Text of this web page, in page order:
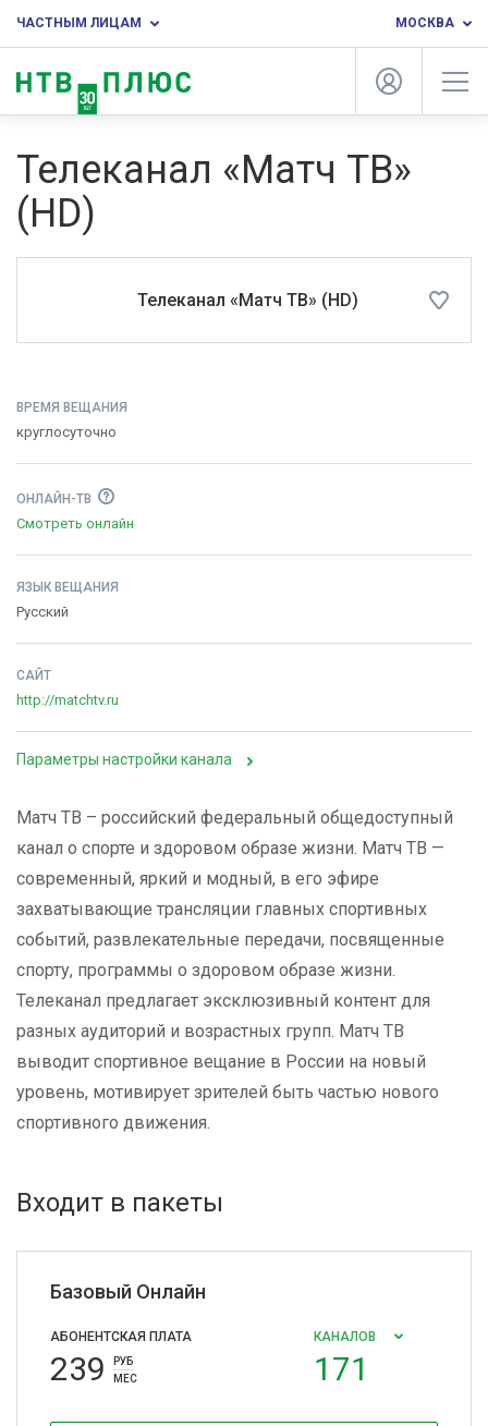
ЧАСТНЫМ ЛИЦАМ МОСКВА
Телеканал «Матч ТВ»
(HD)
Телеканал «Матч ТВ» (HD)
ВРЕМЯ ВЕЩАНИЯ
круглосуточно
ОНЛАЙН-ТВ
Смотреть онлайн
ЯЗЫК ВЕЩАНИЯ
Русский
САЙТ
http://matchtv.ru
Параметры настройки канала
Матч ТВ – российский федеральный общедоступный
канал о спорте и здоровом образе жизни. Матч ТВ —
современный, яркий и модный, в его эфире
захватывающие трансляции главных спортивных
событий, развлекательные передачи, посвященные
спорту, программы о здоровом образе жизни.
Телеканал предлагает эксклюзивный контент для
разных аудиторий и возрастных групп. Матч ТВ
выводит спортивное вещание в России на новый
уровень, мотивирует зрителей быть частью нового
спортивного движения.
Входит в пакеты
Базовый Онлайн
АБОНЕНТСКАЯ ПЛАТА
239
РУБ
МЕС
КАНАЛОВ
171